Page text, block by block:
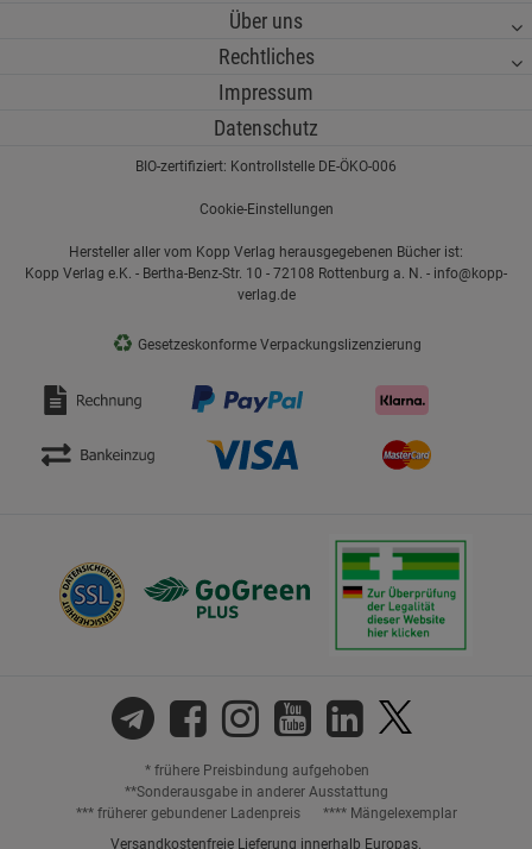
Über uns
Rechtliches
Impressum
Datenschutz
BIO-zertifiziert: Kontrollstelle DE-ÖKO-006
Cookie-Einstellungen
Hersteller aller vom Kopp Verlag herausgegebenen Bücher ist:
Kopp Verlag e.K. - Bertha-Benz-Str. 10 - 72108 Rottenburg a. N. - info@kopp-
verlag.de
♻ Gesetzeskonforme Verpackungslizenzierung
* frühere Preisbindung aufgehoben
**Sonderausgabe in anderer Ausstattung
*** früherer gebundener Ladenpreis
**** Mängelexemplar
Versandkostenfreie Lieferung innerhalb Europas.